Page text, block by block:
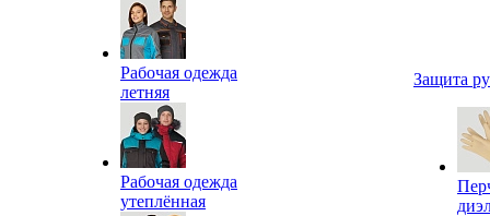
Рабочая одежда
летняя
Рабочая одежда
утеплённая
Защита